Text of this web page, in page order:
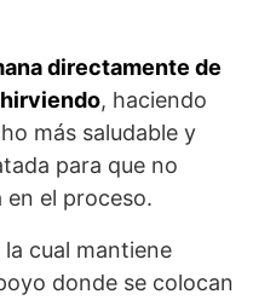
directamente de
, haciendo
más saludable y
para que no
en el proceso.
la cual mantiene
donde se colocan